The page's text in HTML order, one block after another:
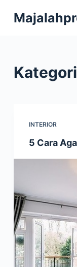
S
k
o
n
Kategori
INTERIOR
5 Cara